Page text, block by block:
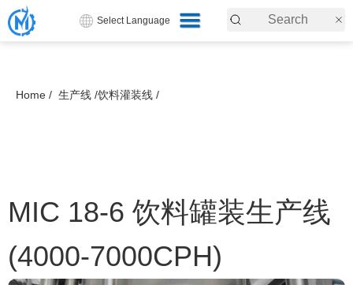
Select Language
Home / 生产线 /饮料灌装线 /
MIC 18-6 饮料罐装生产线
(4000-7000CPH)